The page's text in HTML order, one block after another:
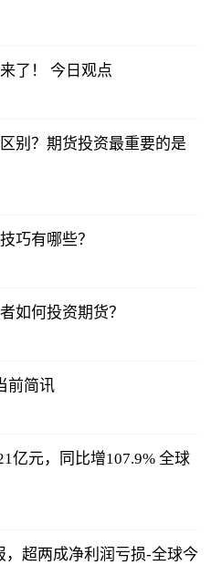
了！ 今日观点
别？期货投资最重要的是
巧有哪些？
如何投资期货？
前简讯
亿元，同比增107.9% 全球
，超两成净利润亏损-全球今